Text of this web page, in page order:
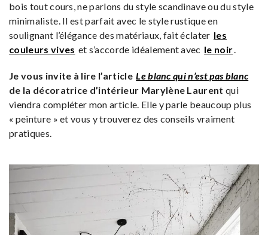
bois tout cours, ne parlons du style scandinave ou du style
minimaliste. Il est parfait avec le style rustique en
soulignant l’élégance des matériaux, fait éclater les
couleurs vives et s’accorde idéalement avec le noir.
Je vous invite à lire l’article Le blanc qui n’est pas blanc
de la décoratrice d’intérieur Marylène Laurent qui
viendra compléter mon article. Elle y parle beaucoup plus
« peinture » et vous y trouverez des conseils vraiment
pratiques.